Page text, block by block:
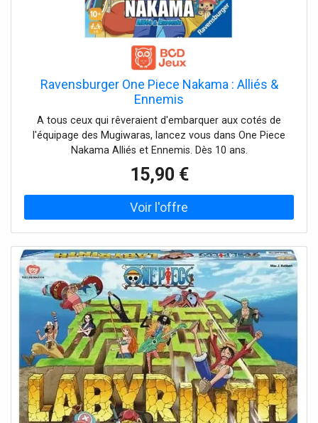
Ravensburger One Piece Nakama : Alliés &
Ennemis
A tous ceux qui rêveraient d'embarquer aux cotés de
l'équipage des Mugiwaras, lancez vous dans One Piece
Nakama Alliés et Ennemis. Dès 10 ans.
15,90 €